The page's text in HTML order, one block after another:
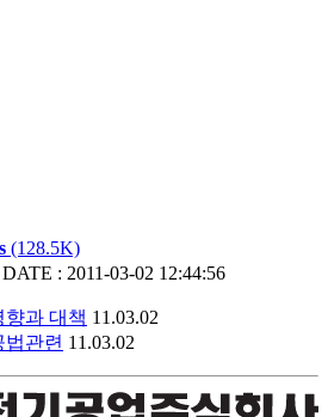
(128.5K)
: 2011-03-02 12:44:56
향과 대책 11.03.02
법관련 11.03.02